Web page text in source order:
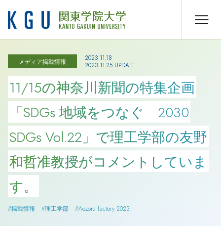
メディア掲載情報
2023.11.18
2023.11.25 UPDATE
11/15の神奈川新聞の特集企画
「SDGs 地域をつなぐ 2030
SDGs Vol.22」で理工学部の友野
和哲准教授がコメントしていま
す。
#掲載情報 #理工学部 #Aozora factory 2023